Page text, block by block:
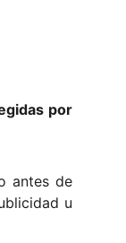
por
antes de
u